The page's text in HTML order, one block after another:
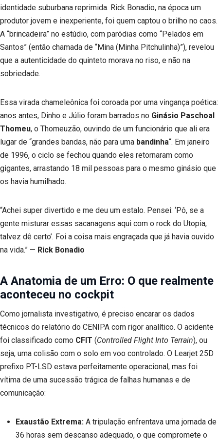
identidade suburbana reprimida. Rick Bonadio, na época um
produtor jovem e inexperiente, foi quem captou o brilho no caos.
A “brincadeira” no estúdio, com paródias como “Pelados em
Santos” (então chamada de “Mina (Minha Pitchulinha)”), revelou
que a autenticidade do quinteto morava no riso, e não na
sobriedade.
Essa virada chameleônica foi coroada por uma vingança poética:
anos antes, Dinho e Júlio foram barrados no Ginásio Paschoal
Thomeu, o Thomeuzão, ouvindo de um funcionário que ali era
lugar de “grandes bandas, não para uma bandinha“. Em janeiro
de 1996, o ciclo se fechou quando eles retornaram como
gigantes, arrastando 18 mil pessoas para o mesmo ginásio que
os havia humilhado.
“Achei super divertido e me deu um estalo. Pensei: ‘Pô, se a
gente misturar essas sacanagens aqui com o rock do Utopia,
talvez dê certo’. Foi a coisa mais engraçada que já havia ouvido
na vida.” — Rick Bonadio
A Anatomia de um Erro: O que realmente
aconteceu no cockpit
Como jornalista investigativo, é preciso encarar os dados
técnicos do relatório do CENIPA com rigor analítico. O acidente
foi classificado como CFIT (Controlled Flight Into Terrain), ou
seja, uma colisão com o solo em voo controlado. O Learjet 25D
prefixo PT-LSD estava perfeitamente operacional, mas foi
vítima de uma sucessão trágica de falhas humanas e de
comunicação:
Exaustão Extrema: A tripulação enfrentava uma jornada de
36 horas sem descanso adequado, o que compromete o